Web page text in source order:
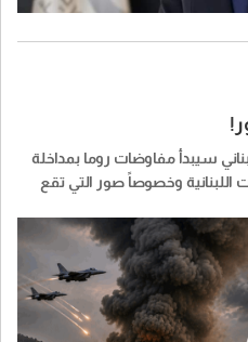
سيبدأ مفاوضات روما بمداخلة
اللبنانية وخصوصاً صور التي تقع
اللبناني وحتى ساعات الصباح
بلحظة لجمع المعطيات عنها وتحديداً